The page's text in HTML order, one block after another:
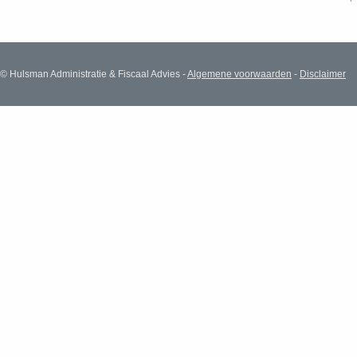
© Hulsman Administratie & Fiscaal Advies -Algemene voorwaarden - Disclaimer